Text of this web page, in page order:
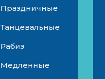
Праздничные
Танцевальные
Рабиз
Медленные